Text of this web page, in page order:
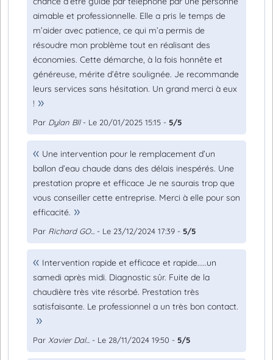
aimable et professionnelle. Elle a pris le temps de
m’aider avec patience, ce qui m’a permis de
résoudre mon problème tout en réalisant des
économies. Cette démarche, à la fois honnête et
généreuse, mérite d’être soulignée. Je recommande
leurs services sans hésitation. Un grand merci à eux
!
Par Dylan Bll- Le 20/01/2025 15:15 - 5/5
Une intervention pour le remplacement d’un
ballon d’eau chaude dans des délais inespérés. Une
prestation propre et efficace Je ne saurais trop que
vous conseiller cette entreprise. Merci à elle pour son
efficacité.
Par Richard GO... - Le 23/12/2024 17:39 - 5/5
Intervention rapide et efficace et rapide.....un
samedi après midi. Diagnostic sûr. Fuite de la
chaudière très vite résorbé. Prestation très
satisfaisante. Le professionnel a un très bon contact.
Par Xavier Dal... - Le 28/11/2024 19:50 - 5/5